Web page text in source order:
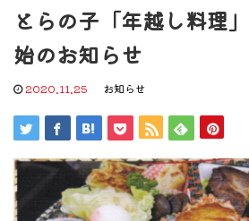
とらの子「年越し料理
始のお知らせ
2020.11.25 お知らせ